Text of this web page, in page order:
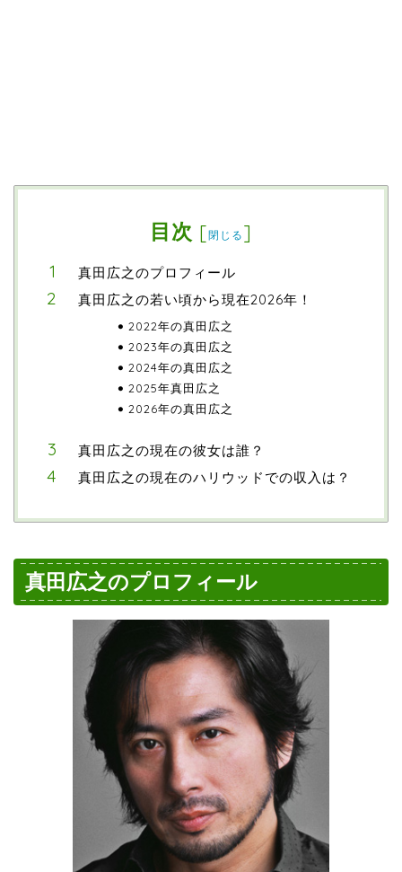
目次 [閉じる ]
真田広之のプロフィール
真田広之の若い頃から現在2026年！
2022年の真田広之
2023年の真田広之
2024年の真田広之
2025年真田広之
2026年の真田広之
真田広之の現在の彼女は誰？
真田広之の現在のハリウッドでの収入は？
真田広之のプロフィール